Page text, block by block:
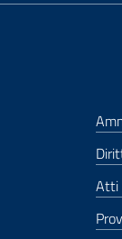
Atti